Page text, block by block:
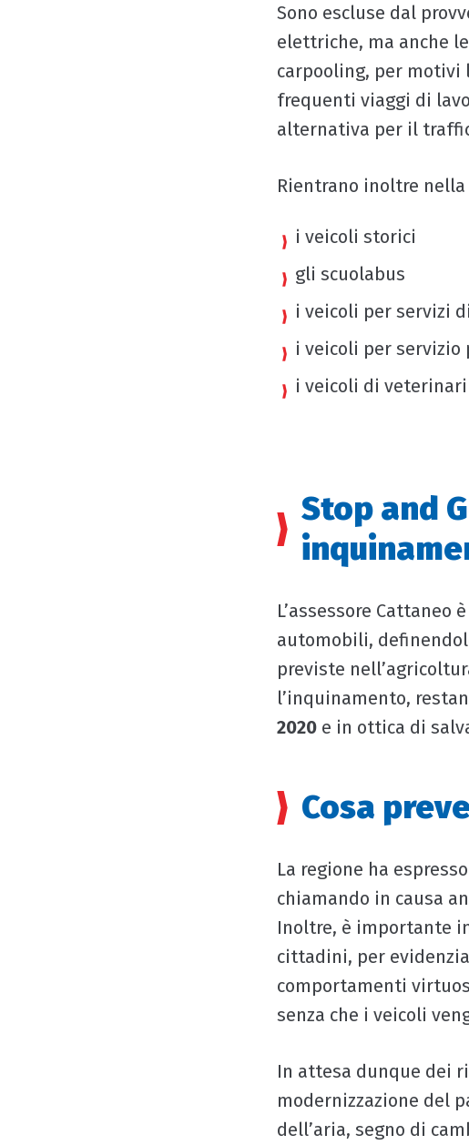
Sono escluse dal
elettriche, ma anche
carpooling, per motivi
frequenti viaggi di
alternativa per il
Rientrano inoltre
i veicoli storici
gli scuolabus
i veicoli per servizi
i veicoli per servizio
i veicoli di
Stop and
L’assessore
automobili,
previste
l’inquinamento,
2020 e in ottica di
Cosa
La regione ha
chiamando in causa
Inoltre, è importante
cittadini, per
comportamenti
senza che i veicoli
In attesa dunque dei
modernizzazione del
dell’aria, segno di